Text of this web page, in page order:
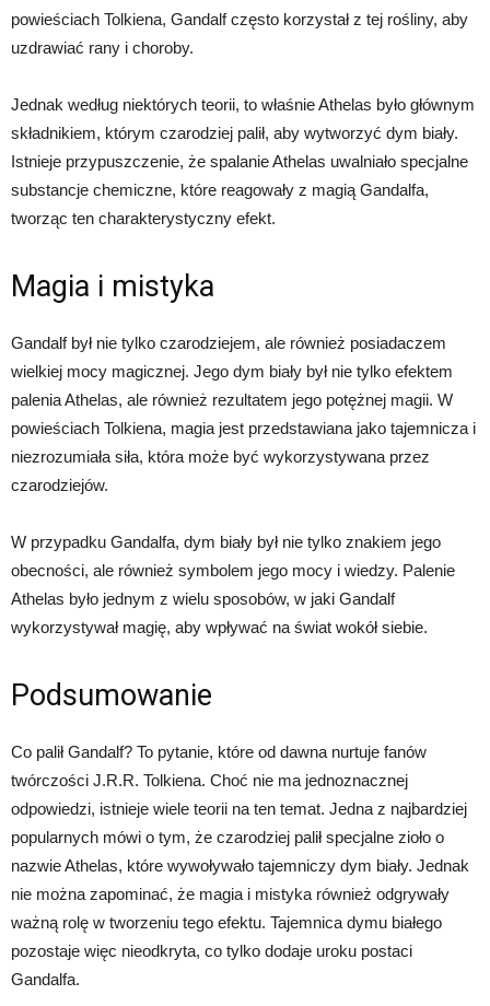
powieściach Tolkiena, Gandalf często korzystał z tej rośliny, aby
uzdrawiać rany i choroby.
Jednak według niektórych teorii, to właśnie Athelas było głównym
składnikiem, którym czarodziej palił, aby wytworzyć dym biały.
Istnieje przypuszczenie, że spalanie Athelas uwalniało specjalne
substancje chemiczne, które reagowały z magią Gandalfa,
tworząc ten charakterystyczny efekt.
Magia i mistyka
Gandalf był nie tylko czarodziejem, ale również posiadaczem
wielkiej mocy magicznej. Jego dym biały był nie tylko efektem
palenia Athelas, ale również rezultatem jego potężnej magii. W
powieściach Tolkiena, magia jest przedstawiana jako tajemnicza i
niezrozumiała siła, która może być wykorzystywana przez
czarodziejów.
W przypadku Gandalfa, dym biały był nie tylko znakiem jego
obecności, ale również symbolem jego mocy i wiedzy. Palenie
Athelas było jednym z wielu sposobów, w jaki Gandalf
wykorzystywał magię, aby wpływać na świat wokół siebie.
Podsumowanie
Co palił Gandalf? To pytanie, które od dawna nurtuje fanów
twórczości J.R.R. Tolkiena. Choć nie ma jednoznacznej
odpowiedzi, istnieje wiele teorii na ten temat. Jedna z najbardziej
popularnych mówi o tym, że czarodziej palił specjalne zioło o
nazwie Athelas, które wywoływało tajemniczy dym biały. Jednak
nie można zapominać, że magia i mistyka również odgrywały
ważną rolę w tworzeniu tego efektu. Tajemnica dymu białego
pozostaje więc nieodkryta, co tylko dodaje uroku postaci
Gandalfa.